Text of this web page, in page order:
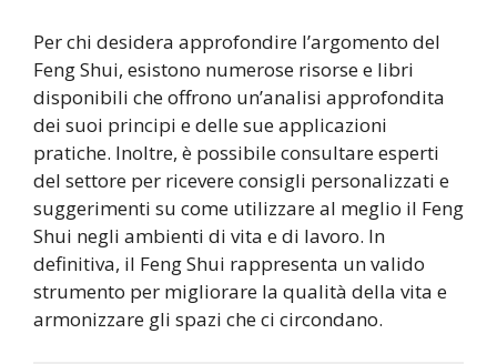
Per chi desidera approfondire l’argomento del
Feng Shui, esistono numerose risorse e libri
disponibili che offrono un’analisi approfondita
dei suoi principi e delle sue applicazioni
pratiche. Inoltre, è possibile consultare esperti
del settore per ricevere consigli personalizzati e
suggerimenti su come utilizzare al meglio il Feng
Shui negli ambienti di vita e di lavoro. In
definitiva, il Feng Shui rappresenta un valido
strumento per migliorare la qualità della vita e
armonizzare gli spazi che ci circondano.